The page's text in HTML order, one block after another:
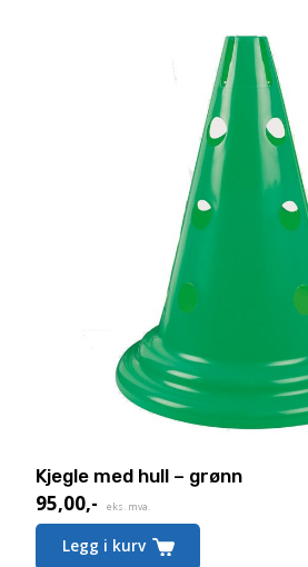
Kjegle med hull – grønn
95,00,- eks. mva.
Legg i kurv